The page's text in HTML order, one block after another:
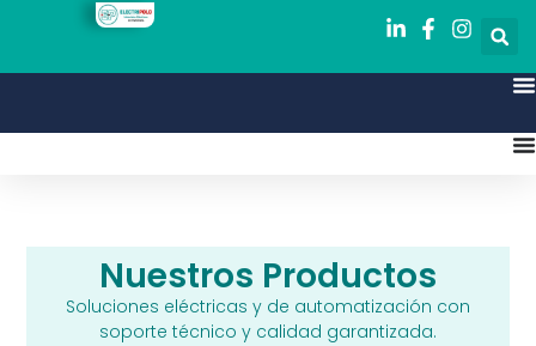
Nuestros Productos
Soluciones eléctricas y de automatización con
soporte técnico y calidad garantizada.